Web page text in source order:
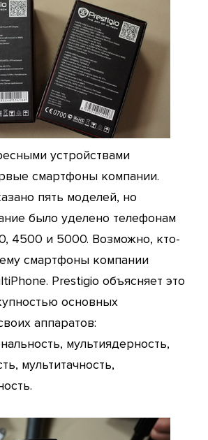
устройствами
смартфоны компании.
пять моделей, но
было уделено телефонам
4500 и 5000. Возможно, кто-
смартфоны компании
Prestigio объясняет это
основных
аппаратов:
мультиядерность,
мультитачность,